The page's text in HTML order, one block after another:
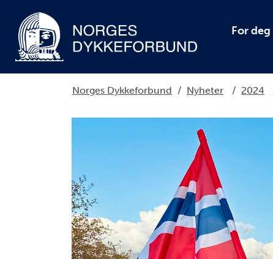
For deg
Norges Dykkeforbund / Nyheter / 2024